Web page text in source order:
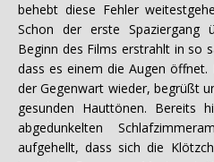
behebt diese Fehler
Schon der erste Spaziergang
Beginn des Films erstrahlt in so
dass es einem die Augen
der Gegenwart wieder, begrüßt
gesunden Hauttönen. Bereits
abgedunkelten
aufgehellt, dass sich die